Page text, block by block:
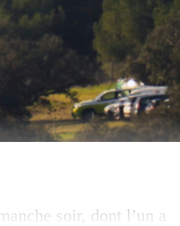
soir, dont l’un a